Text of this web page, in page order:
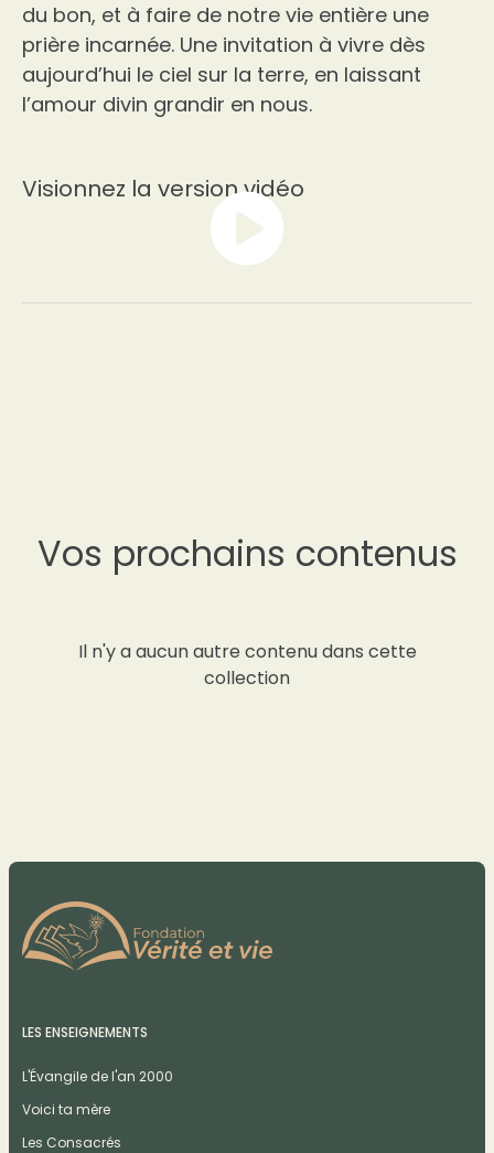
du bon, et à faire de notre vie entière une
prière incarnée. Une invitation à vivre dès
aujourd’hui le ciel sur la terre, en laissant
l’amour divin grandir en nous.
Visionnez la version vidéo
Vos prochains contenus
Il n'y a aucun autre contenu dans cette
collection
LES ENSEIGNEMENTS
L'Évangile de l'an 2000
Voici ta mère
Les Consacrés